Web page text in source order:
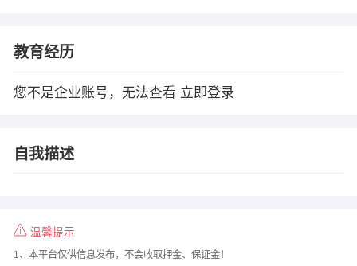
教育经历
您不是企业账号，无法查看 立即登录
自我描述
温馨提示
1、本平台仅供信息发布，不会收取押金、保证金！